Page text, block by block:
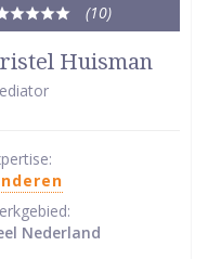
(10)
waardering:
Huisman
Nederland